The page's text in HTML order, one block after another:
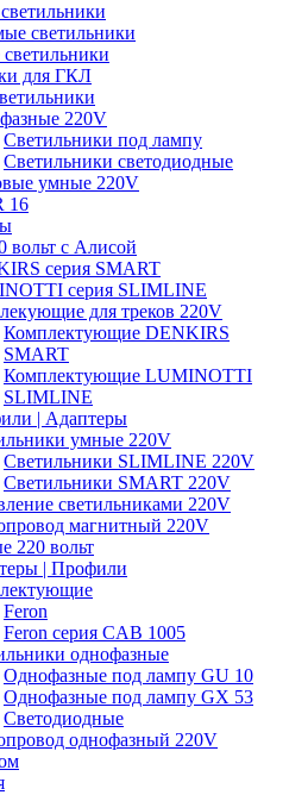
светильники
для ГКЛ
220V
Светильники под лампу
Светильники светодиодные
умные 220V
16
вольт c Алисой
серия SMART
серия SLIMLINE
для треков 220V
Комплектующие DENKIRS
SMART
Комплектующие LUMINOTTI
SLIMLINE
| Адаптеры
умные 220V
Светильники SLIMLINE 220V
Светильники SMART 220V
светильниками 220V
магнитный 220V
220 вольт
| Профили
Feron
Feron серия CAB 1005
однофазные
Однофазные под лампу GU 10
Однофазные под лампу GX 53
Светодиодные
однофазный 220V